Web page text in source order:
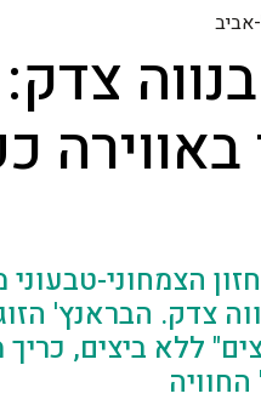
הצמחוני-
צדק. הבראנץ'
ללא ביצים,